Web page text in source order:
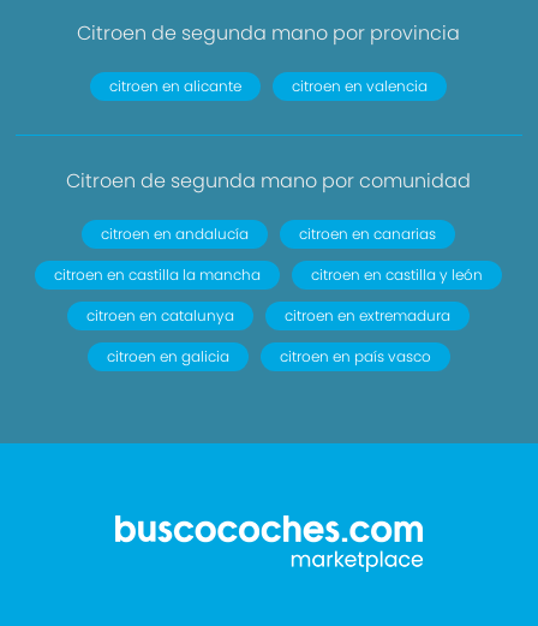
Citroen de segunda mano por provincia
citroen en alicante citroen en valencia
Citroen de segunda mano por comunidad
citroen en andalucía
citroen en canarias
citroen en castilla la mancha
citroen en castilla y león
citroen en catalunya
citroen en extremadura
citroen en galicia
citroen en país vasco